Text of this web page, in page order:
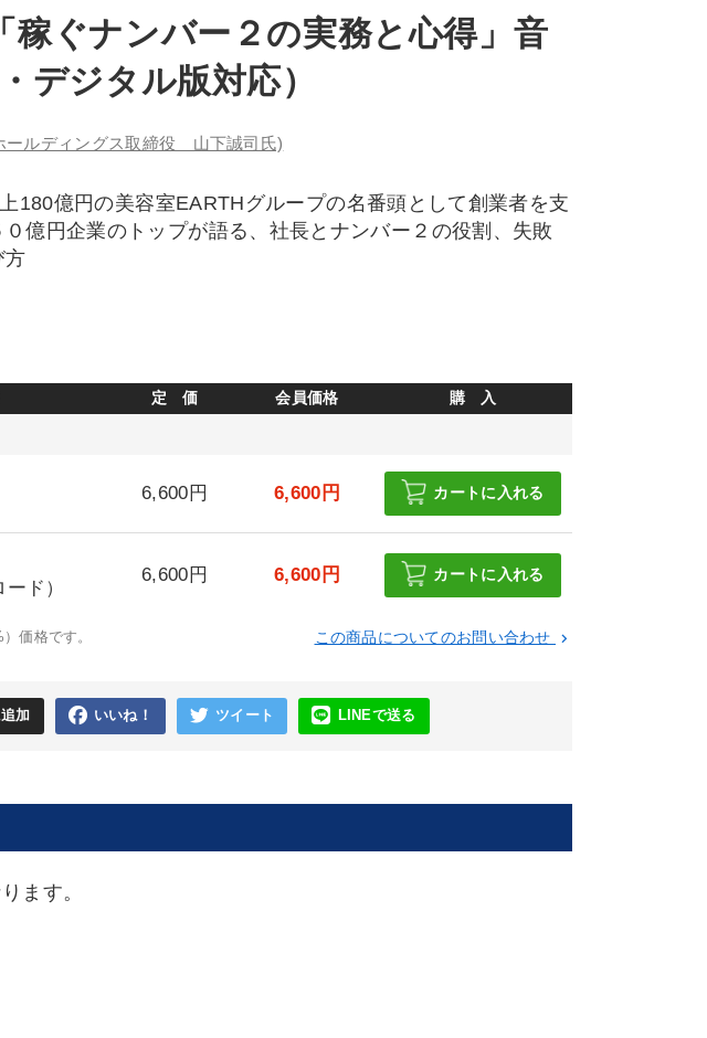
稼ぐナンバー２の実務と心得」音
デジタル版対応）
ールディングス取締役 山下誠司氏)
180億円の美容室EARTHグループの名番頭として創業者を支
０億円企業のトップが語る、社長とナンバー２の役割、失敗
方
定 価 会員価格 購 入
6,600円 6,600円 カートに入れる
ド）
6,600円 6,600円 カートに入れる
価格です。 この商品についてのお問い合わせ keyboard_arrow_right
加 いいね！ ツイート LINEで送る
ます。